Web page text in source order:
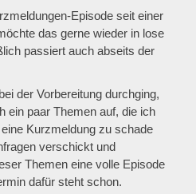
Episode seit einer
das gerne wieder in lose
passiert auch abseits der
der Vorbereitung durchging,
ein paar Themen auf, die ich
Kurzmeldung zu schade
verschickt und
Themen eine volle Episode
dafür steht schon.